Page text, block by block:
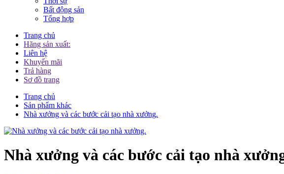
Bất động sản
Tổng hợp
Trang chủ
Hãng sản xuất:
Liên hệ
Khuyến mãi
Trả hàng
Sơ đồ trang
Trang chủ
Sản phẩm khác
Nhà xưởng và các bước cải tạo nhà xưởng.
Nhà xưởng và các bước cải tạo nhà